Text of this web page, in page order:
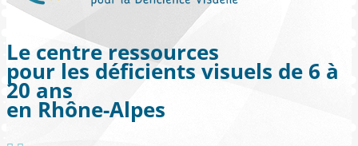
Le centre ressources
pour les déficients visuels de 6 à
20 ans
en Rhône-Alpes